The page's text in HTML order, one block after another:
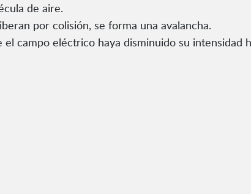
de aire.
por colisión, se forma una avalancha.
el campo eléctrico haya disminuido su